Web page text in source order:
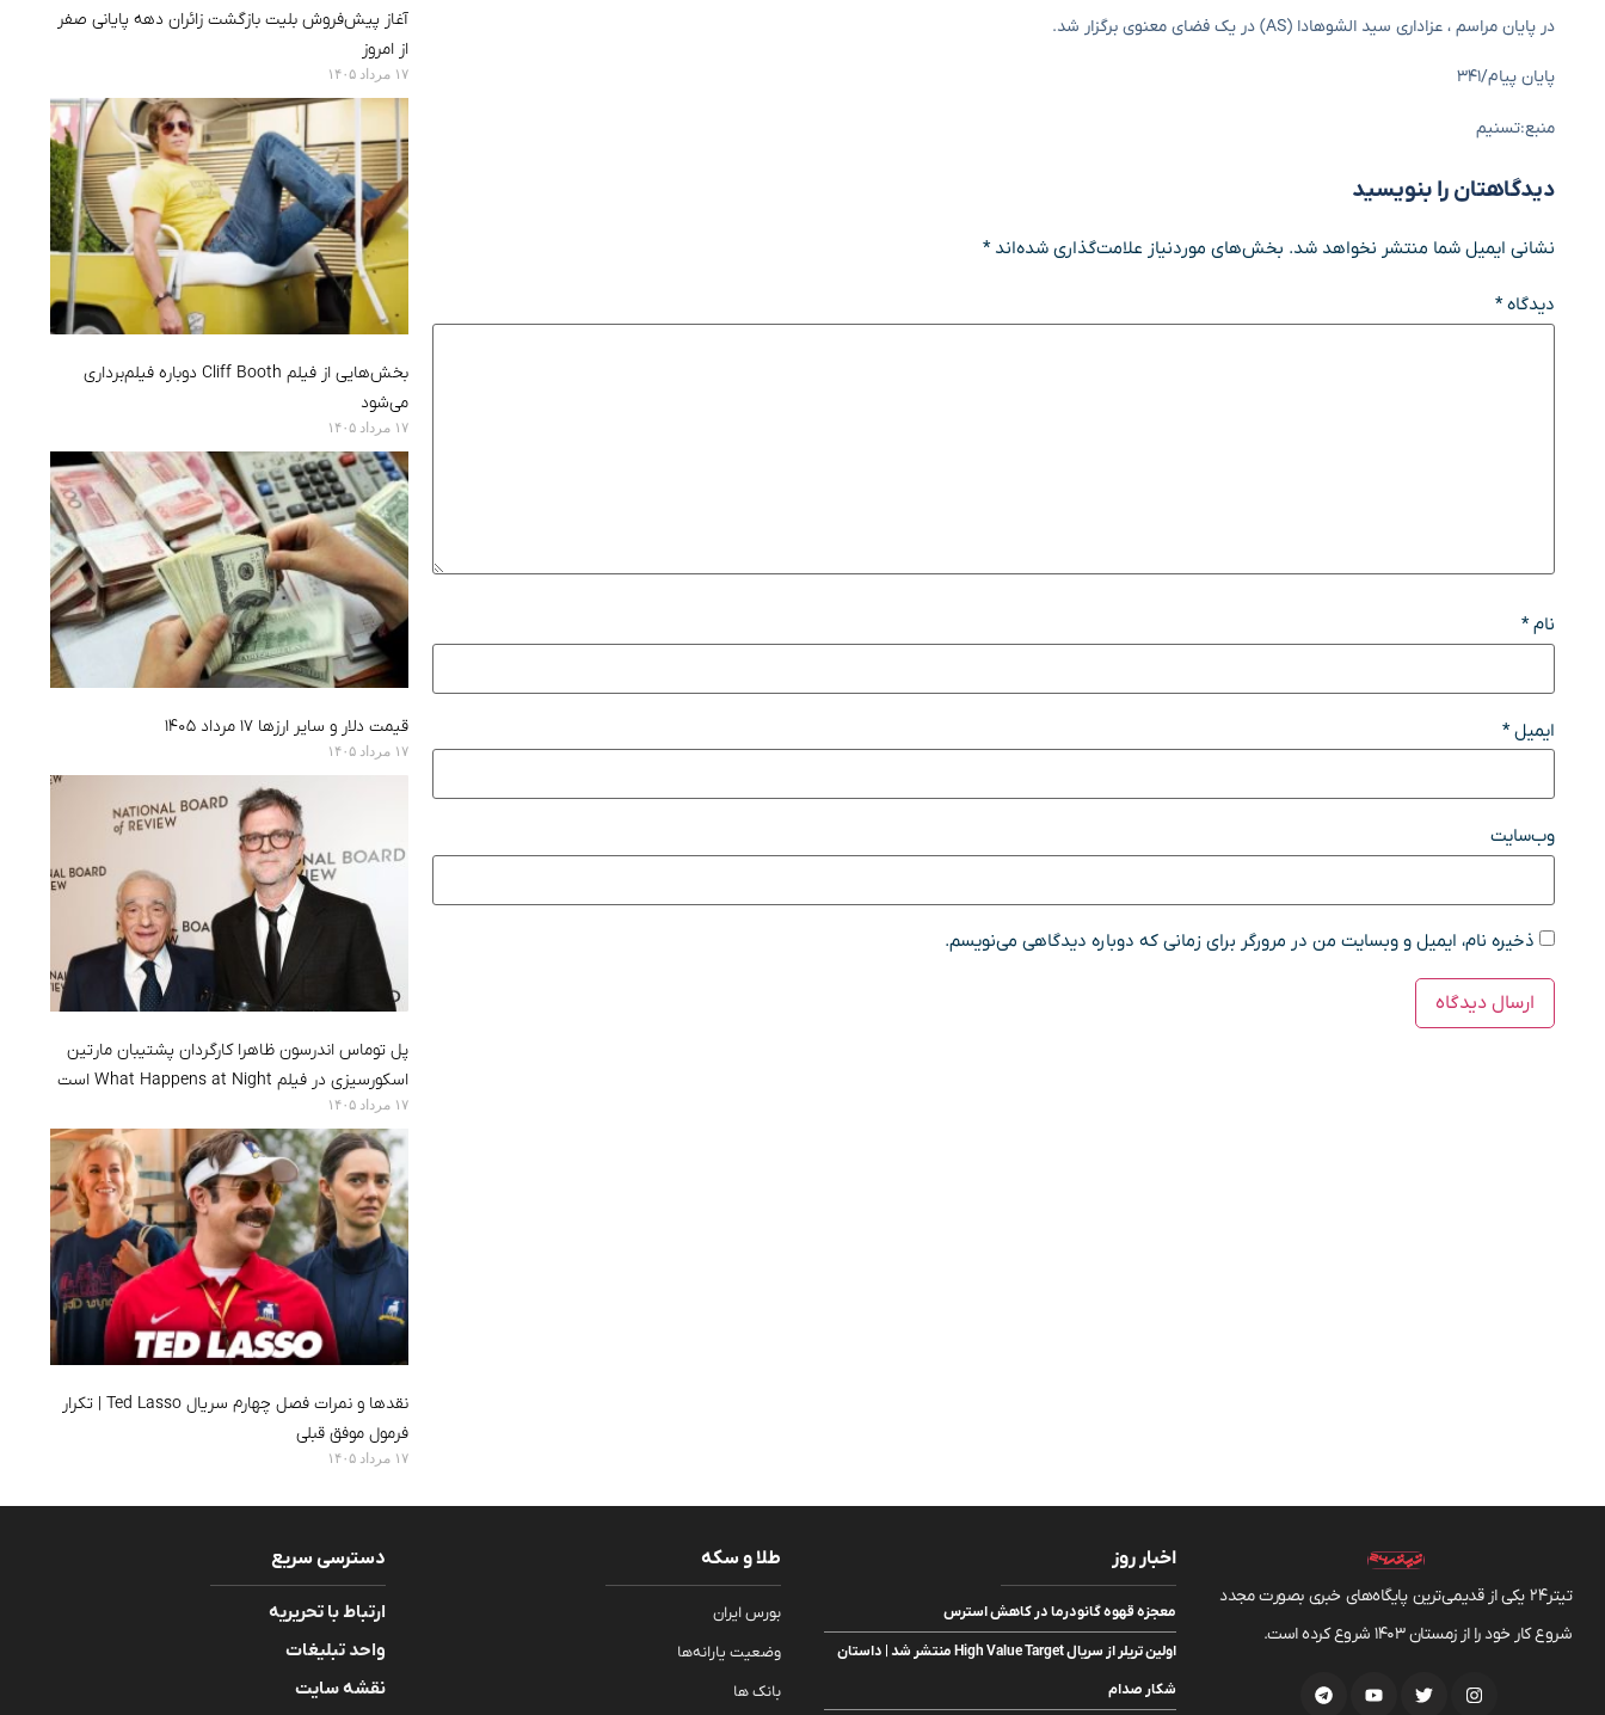
در پایان مراسم ، عزاداری سید الشوهادا (AS) در یک فضای معنوی برگزار شد.
پایان پیام/۳۴۱
منبع:تسنیم
دیدگاهتان را بنویسید
نشانی ایمیل شما منتشر نخواهد شد. بخش‌های موردنیاز علامت‌گذاری شده‌اند*
دیدگاه*
نام*
ایمیل*
وب‌سایت
ذخیره نام، ایمیل و وبسایت من در مرورگر برای زمانی که دوباره دیدگاهی می‌نویسم.
آغاز پیش‌فروش بلیت بازگشت زائران دهه پایانی صفر
از امروز
۱۷ مرداد ۱۴۰۵
بخش‌هایی از فیلم Cliff Booth دوباره فیلم‌برداری
می‌شود
۱۷ مرداد ۱۴۰۵
قیمت دلار و سایر ارزها ۱۷ مرداد ۱۴۰۵
۱۷ مرداد ۱۴۰۵
پل توماس اندرسون ظاهرا کارگردان پشتیبان مارتین
اسکورسیزی در فیلم What Happens at Night است
۱۷ مرداد ۱۴۰۵
نقدها و نمرات فصل چهارم سریال Ted Lasso | تکرار
فرمول موفق قبلی
۱۷ مرداد ۱۴۰۵
تیتر24 یکی از قدیمی‌ترین پایگاه‌های خبری بصورت مجدد
شروع کار خود را از زمستان 1403 شروع کرده است.
اخبار روز
معجزه قهوه گانودرما در کاهش استرس
اولین تریلر از سریال High Value Target منتشر شد | داستان
شکار صدام
طلا و سکه
بورس ایران
وضعیت یارانه‌ها
بانک ها
دسترسی سریع
ارتباط با تحریریه
واحد تبلیغات
نقشه سایت